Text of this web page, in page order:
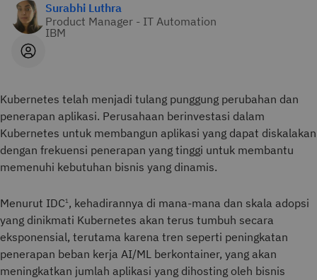
Surabhi Luthra
Product Manager - IT Automation
IBM
Kubernetes telah menjadi tulang punggung perubahan dan
penerapan aplikasi. Perusahaan berinvestasi dalam
Kubernetes untuk membangun aplikasi yang dapat diskalakan
dengan frekuensi penerapan yang tinggi untuk membantu
memenuhi kebutuhan bisnis yang dinamis.
Menurut IDC1, kehadirannya di mana-mana dan skala adopsi
yang dinikmati Kubernetes akan terus tumbuh secara
eksponensial, terutama karena tren seperti peningkatan
penerapan beban kerja AI/ML berkontainer, yang akan
meningkatkan jumlah aplikasi yang dihosting oleh bisnis